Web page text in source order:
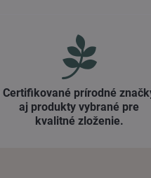
Certifikované prírodné
aj produkty vybrané pre
kvalitné zloženie​.